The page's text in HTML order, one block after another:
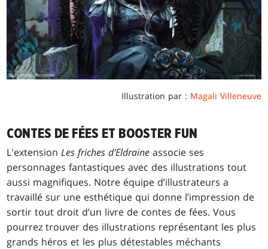
Illustration par : Magali Villeneuve
CONTES DE FÉES ET BOOSTER FUN
L'extensionLes friches d'Eldraine associe ses
personnages fantastiques avec des illustrations tout
aussi magnifiques. Notre équipe d’illustrateurs a
travaillé sur une esthétique qui donne l’impression de
sortir tout droit d’un livre de contes de fées. Vous
pourrez trouver des illustrations représentant les plus
grands héros et les plus détestables méchants